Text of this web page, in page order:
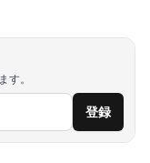
す。
登録